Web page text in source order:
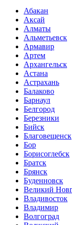
Абакан
Аксай
Алматы
Альметьевск
Армавир
Артем
Архангельск
Астана
Астрахань
Балаково
Барнаул
Белгород
Березники
Бийск
Благовещенск
Бор
Борисоглебск
Братск
Брянск
Буденновск
Великий
Владивосток
Владимир
Волгоград